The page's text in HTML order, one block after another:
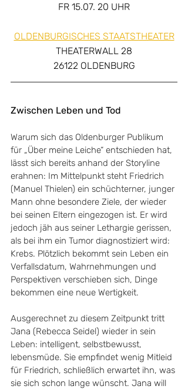
FR 15.07. 20 UHR
OLDENBURGISCHES STAATSTHEATER
THEATERWALL 28
26122 OLDENBURG
Zwischen Leben und Tod
Warum sich das Oldenburger Publikum
für „Über meine Leiche“ entschieden hat,
lässt sich bereits anhand der Storyline
erahnen: Im Mittelpunkt steht Friedrich
(Manuel Thielen) ein schüchterner, junger
Mann ohne besondere Ziele, der wieder
bei seinen Eltern eingezogen ist. Er wird
jedoch jäh aus seiner Lethargie gerissen,
als bei ihm ein Tumor diagnostiziert wird:
Krebs. Plötzlich bekommt sein Leben ein
Verfallsdatum, Wahrnehmungen und
Perspektiven verschieben sich, Dinge
bekommen eine neue Wertigkeit.
Ausgerechnet zu diesem Zeitpunkt tritt
Jana (Rebecca Seidel) wieder in sein
Leben: intelligent, selbstbewusst,
lebensmüde. Sie empfindet wenig Mitleid
für Friedrich, schließlich erwartet ihn, was
sie sich schon lange wünscht. Jana will